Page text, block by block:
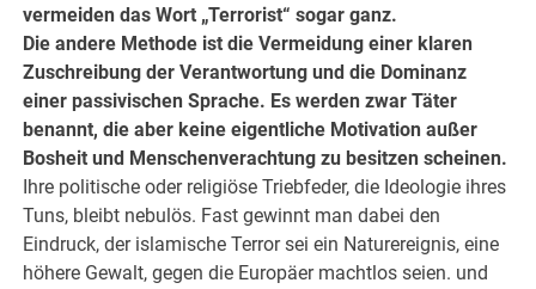
vermeiden das Wort „Terrorist“ sogar ganz.
Die andere Methode ist die Vermeidung einer klaren
Zuschreibung der Verantwortung und die Dominanz
einer passivischen Sprache. Es werden zwar Täter
benannt, die aber keine eigentliche Motivation außer
Bosheit und Menschenverachtung zu besitzen scheinen.
Ihre politische oder religiöse Triebfeder, die Ideologie ihres
Tuns, bleibt nebulös. Fast gewinnt man dabei den
Eindruck, der islamische Terror sei ein Naturereignis, eine
höhere Gewalt, gegen die Europäer machtlos seien. und